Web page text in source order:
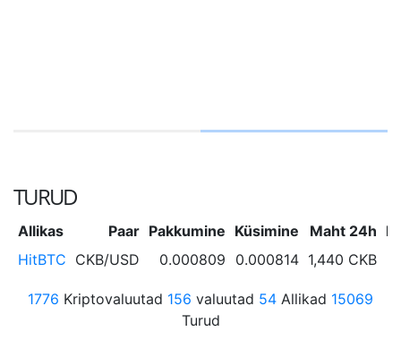
TURUD
Allikas Paar Pakkumine Küsimine Maht 24h
HitBTC CKB/USD 0.000809 0.000814 1,440 CKB
1776 Kriptovaluutad 156 valuutad 54 Allikad 15069
Turud